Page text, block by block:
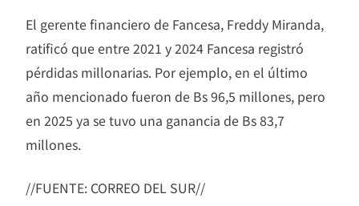
El gerente financiero de Fancesa, Freddy Miranda,
ratificó que entre 2021 y 2024 Fancesa registró
pérdidas millonarias. Por ejemplo, en el último
año mencionado fueron de Bs 96,5 millones, pero
en 2025 ya se tuvo una ganancia de Bs 83,7
millones.
//FUENTE: CORREO DEL SUR//